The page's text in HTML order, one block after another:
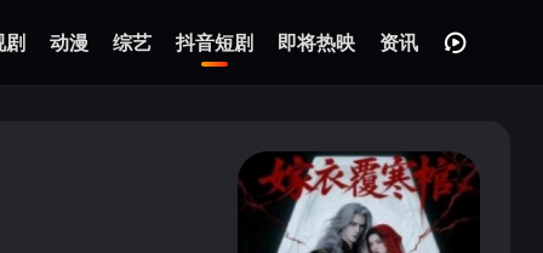
剧 动漫 综艺 抖音短剧 即将热映 资讯